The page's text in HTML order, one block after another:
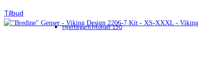
Hjertegarn Mohair 150
Tilbud